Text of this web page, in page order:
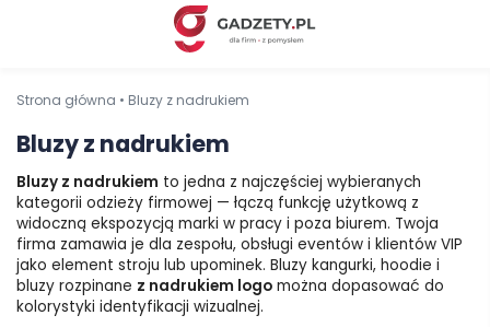
Strona główna • Bluzy z nadrukiem
Bluzy z nadrukiem
Bluzy z nadrukiem to jedna z najczęściej wybieranych
kategorii odzieży firmowej — łączą funkcję użytkową z
widoczną ekspozycją marki w pracy i poza biurem. Twoja
firma zamawia je dla zespołu, obsługi eventów i klientów VIP
jako element stroju lub upominek. Bluzy kangurki, hoodie i
bluzy rozpinane z nadrukiem logo można dopasować do
kolorystyki identyfikacji wizualnej.